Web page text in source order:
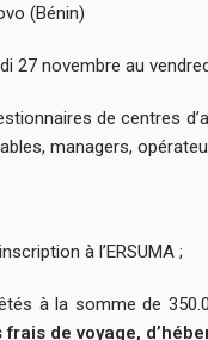
(Bénin)
27 novembre au
de centres
managers,
à l’ERSUMA ;
à la somme de
frais de voyage,